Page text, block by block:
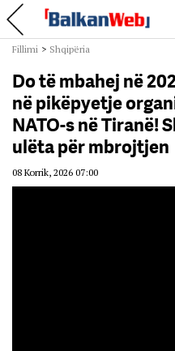
Fillimi > Shqipëria
Do të mbahej në
në pikëpyetje
NATO-s në Tiranë!
ulëta për mbrojtjen
08 Korrik, 2026 07:00